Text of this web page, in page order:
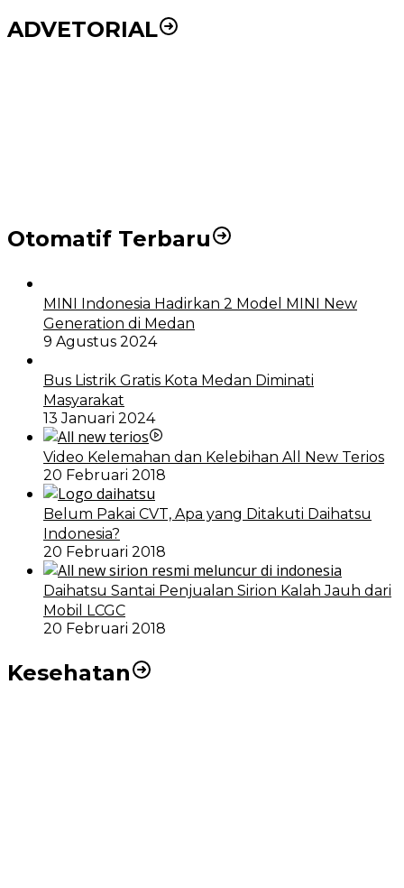
ADVETORIAL
Otomatif Terbaru
MINI Indonesia Hadirkan 2 Model MINI New
Generation di Medan
9 Agustus 2024
Bus Listrik Gratis Kota Medan Diminati
Masyarakat
13 Januari 2024
Video Kelemahan dan Kelebihan All New Terios
20 Februari 2018
Belum Pakai CVT, Apa yang Ditakuti Daihatsu
Indonesia?
20 Februari 2018
Daihatsu Santai Penjualan Sirion Kalah Jauh dari
Mobil LCGC
20 Februari 2018
Kesehatan